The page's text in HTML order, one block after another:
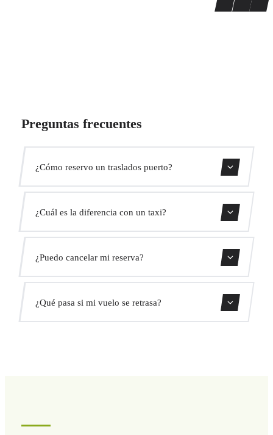
Preguntas frecuentes
¿Cómo reservo un traslados puerto?
Usa nuestro buscador para encontrar tu ruta, selecciona tu
vehículo y confirma tu reserva. Recibirás confirmación
instantánea por email.
¿Cuál es la diferencia con un taxi?
profesional esperándote con un cartel, y un vehículo
cómodo pre-reservado. Sin colas ni taxímetros.
¿Puedo cancelar mi reserva?
Sí, ofrecemos cancelación gratuita hasta 24 horas antes de
tu viaje.
¿Qué pasa si mi vuelo se retrasa?